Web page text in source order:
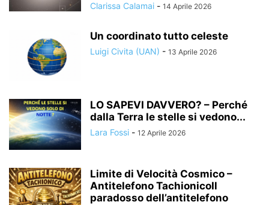
Clarissa Calamai - 14 Aprile 2026
Un coordinato tutto celeste
Luigi Civita (UAN) - 13 Aprile 2026
LO SAPEVI DAVVERO? – Perché
dalla Terra le stelle si vedono...
Lara Fossi - 12 Aprile 2026
Limite di Velocità Cosmico –
Antitelefono TachionicoIl
paradosso dell’antitelefono